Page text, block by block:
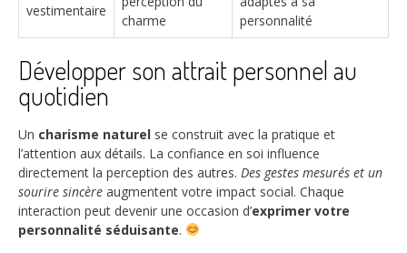
vestimentaire
charme
personnalité
Développer son attrait personnel au
quotidien
Un charisme naturel se construit avec la pratique et
l’attention aux détails. La confiance en soi influence
directement la perception des autres. Des gestes mesurés et un
sourire sincère augmentent votre impact social. Chaque
interaction peut devenir une occasion d’exprimer votre
personnalité séduisante.